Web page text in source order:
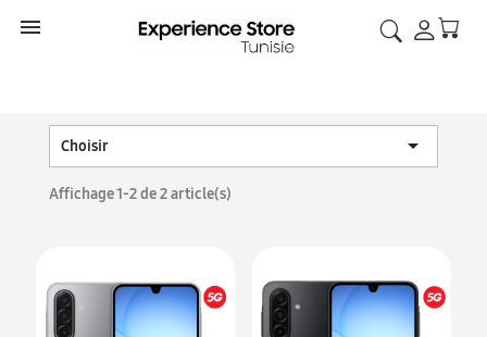

Choisir 
Affichage 1-2 de 2 article(s)